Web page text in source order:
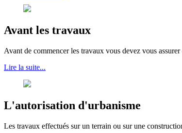
Avant les travaux
Avant de commencer les travaux vous devez vous
Lire la suite...
L'autorisation d'urbanisme
Les travaux effectués sur un terrain ou sur une